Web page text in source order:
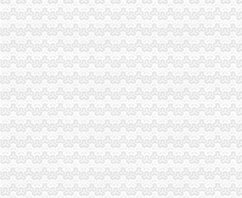
长寿局组获长寿区市分公司营业执照注销管部门风廉
潼南局代理注销分公司认真规划2007年干部能力建设
北碚局切实加“两会”重庆分公司注销期间安全稳定工
大足局重庆注销税务从四个方面规范行政执法工作
奉节县县长谢礼国一行到工商局重庆注销分公司检查
两企业送锦旗感谢南川局重庆分公司注销周到服务
谭世贤副巡视到铜梁局代理注销分公司调研指导工作
总局市代理注销分公司场司王晋杰司长在九龙坡局
南岸局解决群众关心的重庆注销分公司热点问题专项
沙坪坝局严把“四关”重庆注销税务加高危行业监管
陈文渝副局重庆分公司注销长到经开区局调研工作
市局局长、组书记王元楷对“守合同重信用”代理注